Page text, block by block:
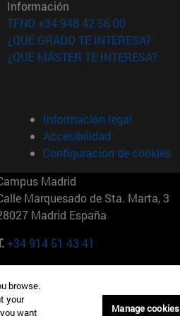
ventana)
ventana)
Información
TFNO +34 948 42 56 00
¿QUÉ GRADO TE INTERESA?
¿QUÉ MÁSTER TE INTERESA?
Información legal
Accesibilidad
Configuración de cookies
Madrid
Marquesado de Sta. Marta, 3
Madrid España
+34 914 51 43 41
Theresia-Straße 15 81675
Alemania
browse.
your
want
Manage cookies